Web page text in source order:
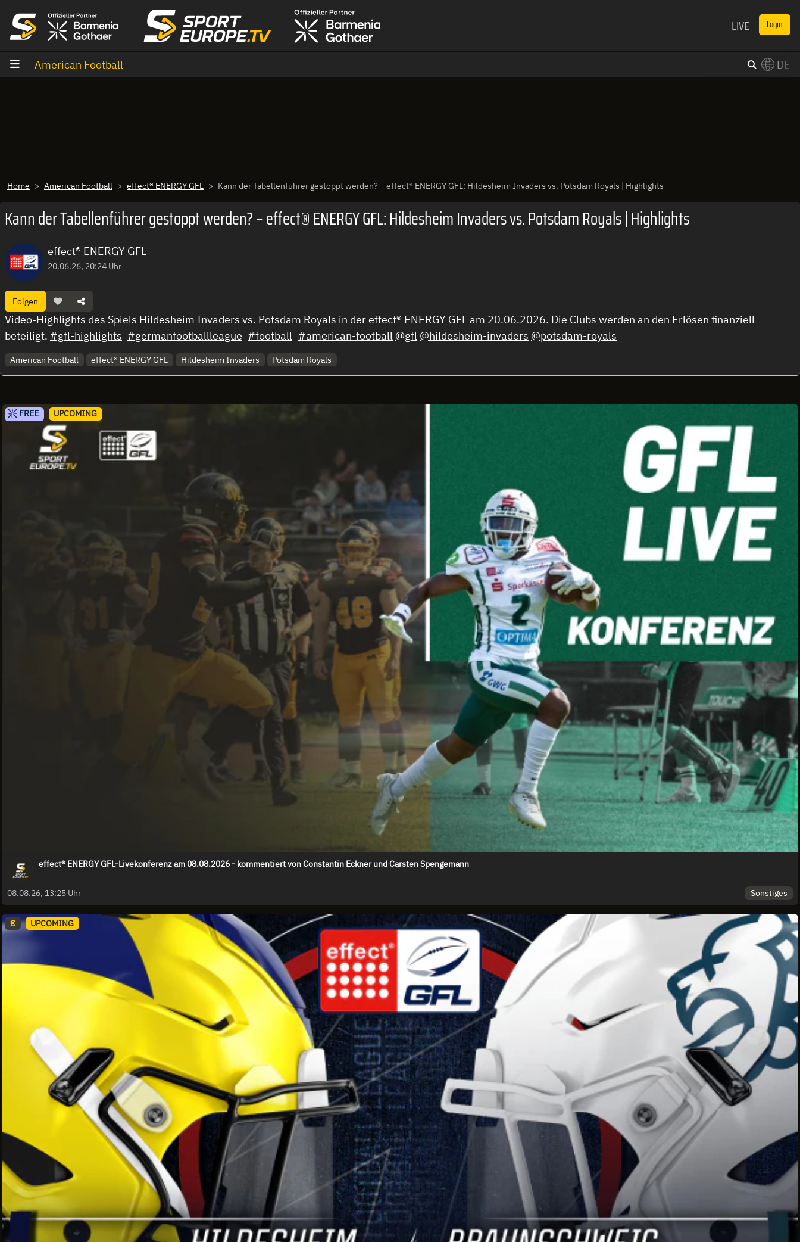
LIVE Login
American Football DE
Home American Football effect® ENERGY GFL Kann der Tabellenführer gestoppt werden? – effect® ENERGY GFL: Hildesheim Invaders vs. Potsdam Royals | Highlights
Kann der Tabellenführer gestoppt werden? – effect® ENERGY GFL: Hildesheim Invaders vs. Potsdam Royals | Highlights
effect® ENERGY GFL
20.06.26, 20:24 Uhr
Folgen
Video-Highlights des Spiels Hildesheim Invaders vs. Potsdam Royals in der effect® ENERGY GFL am 20.06.2026. Die Clubs werden an den Erlösen finanziell
beteiligt. #gfl-highlights #germanfootballleague #football #american-football @gfl @hildesheim-invaders @potsdam-royals
American Football effect® ENERGY GFL Hildesheim Invaders Potsdam Royals
FREE UPCOMING
effect® ENERGY GFL-Livekonferenz am 08.08.2026 - kommentiert von Constantin Eckner und Carsten Spengemann
08.08.26, 13:25 Uhr Sonstiges
€ UPCOMING